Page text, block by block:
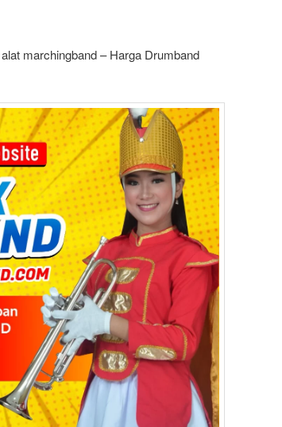
marchingband – Harga Drumband